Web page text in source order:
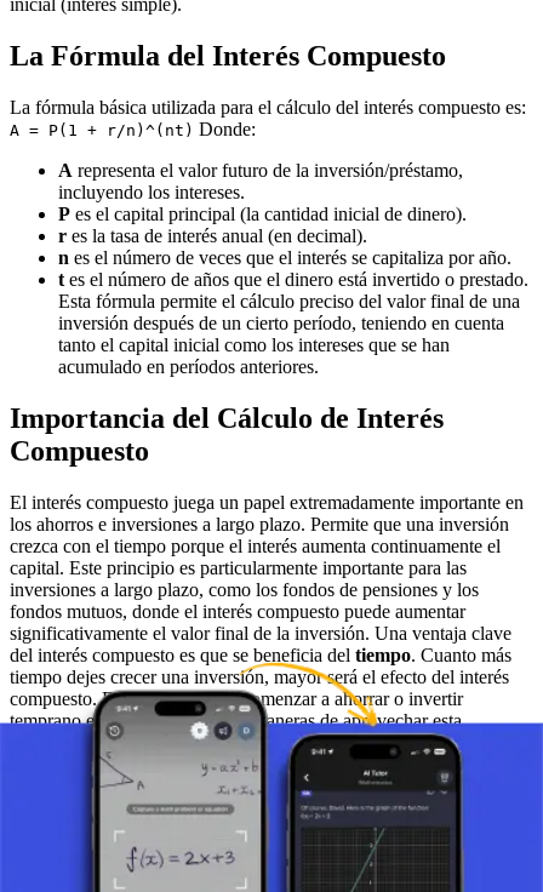
inicial (interés simple).
La Fórmula del Interés Compuesto
La fórmula básica utilizada para el cálculo del interés compuesto es:
A = P(1 + r/n)^(nt) Donde:
A representa el valor futuro de la inversión/préstamo,
incluyendo los intereses.
P es el capital principal (la cantidad inicial de dinero).
r es la tasa de interés anual (en decimal).
n es el número de veces que el interés se capitaliza por año.
t es el número de años que el dinero está invertido o prestado.
Esta fórmula permite el cálculo preciso del valor final de una
inversión después de un cierto período, teniendo en cuenta
tanto el capital inicial como los intereses que se han
acumulado en períodos anteriores.
Importancia del Cálculo de Interés
Compuesto
El interés compuesto juega un papel extremadamente importante en
los ahorros e inversiones a largo plazo. Permite que una inversión
crezca con el tiempo porque el interés aumenta continuamente el
capital. Este principio es particularmente importante para las
inversiones a largo plazo, como los fondos de pensiones y los
fondos mutuos, donde el interés compuesto puede aumentar
significativamente el valor final de la inversión. Una ventaja clave
del interés compuesto es que se beneficia del tiempo. Cuanto más
tiempo dejes crecer una inversión, mayor será el efecto del interés
compuesto. Esto significa que comenzar a ahorrar o invertir
temprano es una de las mejores maneras de aprovechar esta
poderosa estrategia financiera.
El Interés Compuesto en la Práctica
En la práctica, se utiliza con frecuencia en diversos productos
financieros. Las cuentas de ahorro en los bancos a menudo operan